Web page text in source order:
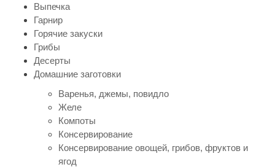
Выпечка
Гарнир
Горячие закуски
Грибы
Десерты
Домашние заготовки
Варенья, джемы, повидло
Желе
Компоты
Консервирование
Консервирование овощей, грибов, фруктов и
ягод